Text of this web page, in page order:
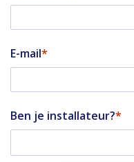
E-mail
Ben je installateur?